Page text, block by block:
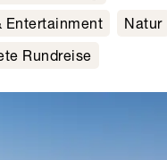
Entertainment
Natur
Rundreise